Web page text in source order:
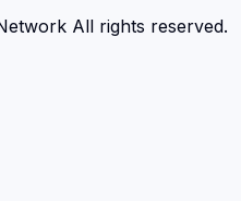
All rights reserved.